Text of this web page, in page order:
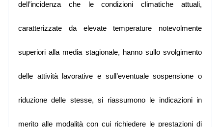
dell’incidenza che le condizioni climatiche attuali,
caratterizzate da elevate temperature notevolmente
superiori alla media stagionale, hanno sullo svolgimento
delle attività lavorative e sull’eventuale sospensione o
riduzione delle stesse, si riassumono le indicazioni in
merito alle modalità con cui richiedere le prestazioni di